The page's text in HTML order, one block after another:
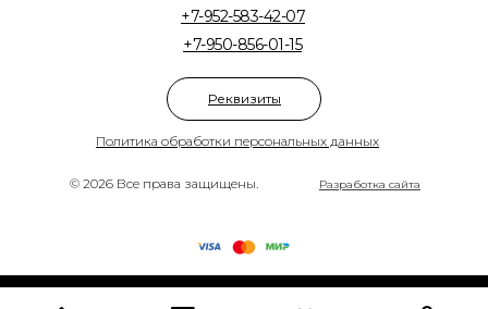
© 2026 Все права защищены.
Политика обработки персональных данных
+7-950-856-01-15
+7-952-583-42-07
Разработка сайта
Реквизиты